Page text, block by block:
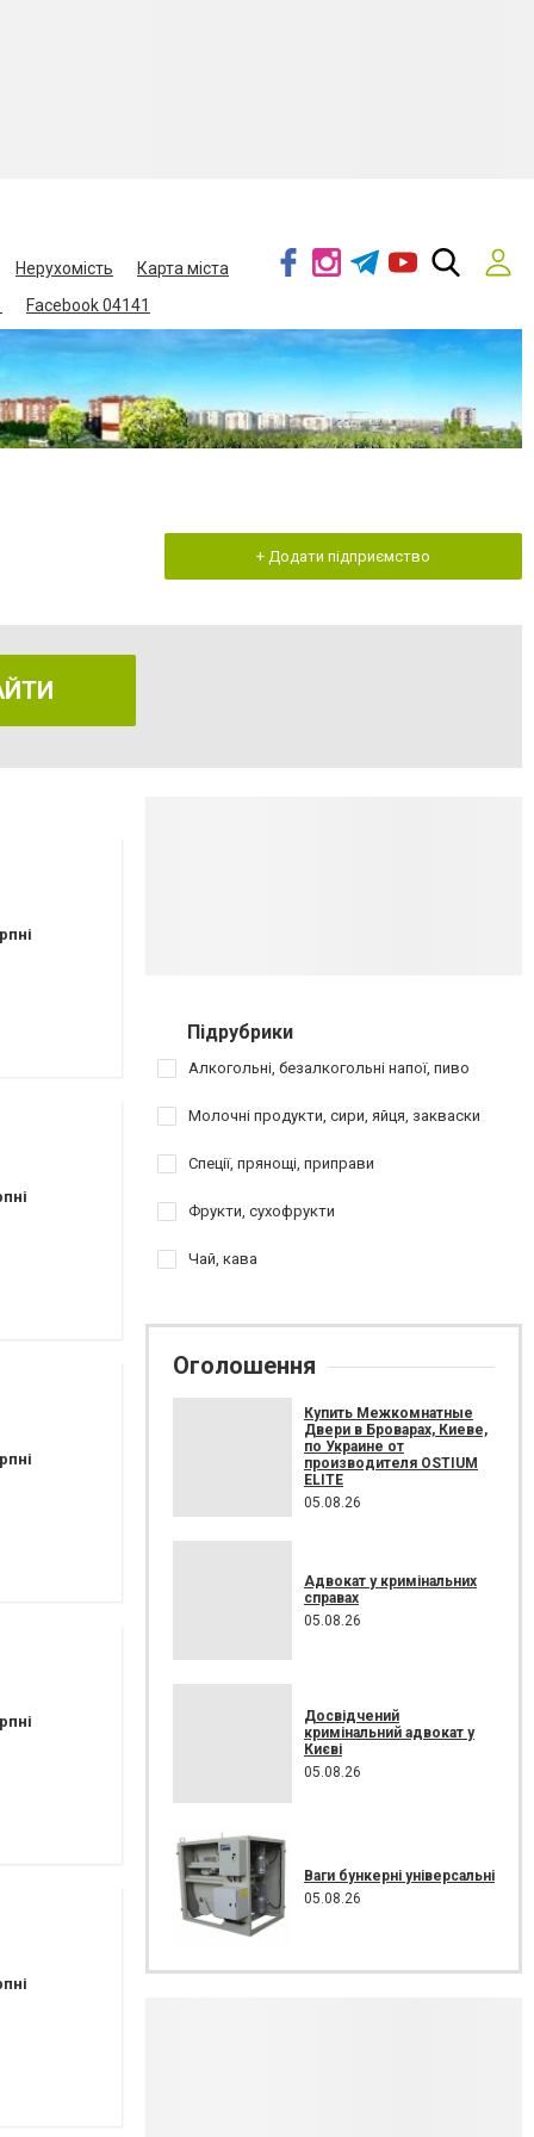
Нерухомість
Карта міста
Facebook 04141
+ Додати підприємство
Підрубрики
Алкогольні, безалкогольні напої, пиво
Молочні продукти, сири, яйця, закваски
Спеції, прянощі, приправи
Фрукти, сухофрукти
Чай, кава
Оголошення
Купить Межкомнатные
Двери в Броварах, Киеве,
по Украине от
производителя OSTIUM
ELITE
05.08.26
Адвокат у кримінальних
справах
05.08.26
Досвідчений
кримінальний адвокат у
Києві
05.08.26
Ваги бункерні універсальні
05.08.26